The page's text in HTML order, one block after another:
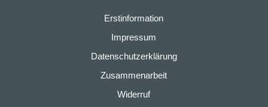
Erstinformation
Impressum
Datenschutzerklärung
Zusammenarbeit
Widerruf